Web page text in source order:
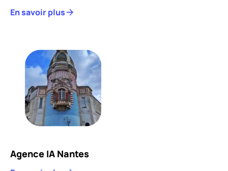
En savoir plus
Agence IA Nantes